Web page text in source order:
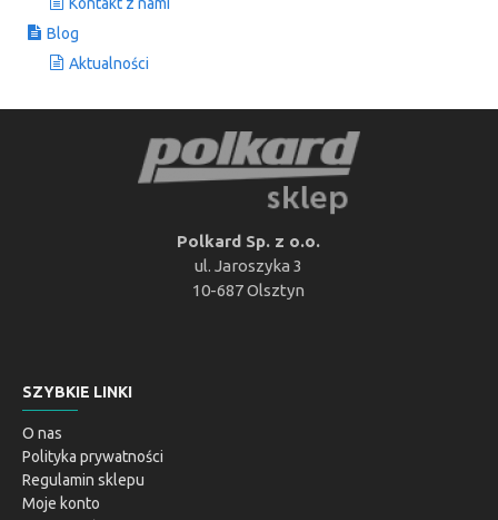
Blog
Aktualności
Polkard Sp. z o.o.
ul. Jaroszyka 3
10-687 Olsztyn
SZYBKIE LINKI
O nas
Polityka prywatności
Regulamin sklepu
Moje konto